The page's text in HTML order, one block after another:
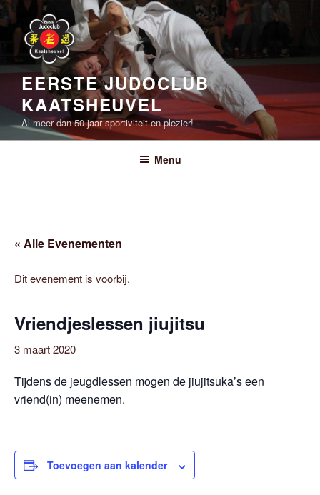
Ga
naar
inhoud
EERSTE JUDOCLUB
KAATSHEUVEL
Al meer dan 50 jaar sportiviteit en plezier!
Menu
« Alle Evenementen
Dit evenement is voorbij.
Vriendjeslessen jiujitsu
3 maart 2020
Tijdens de jeugdlessen mogen de jiujitsuka’s een
vriend(in) meenemen.
Toevoegen aan kalender